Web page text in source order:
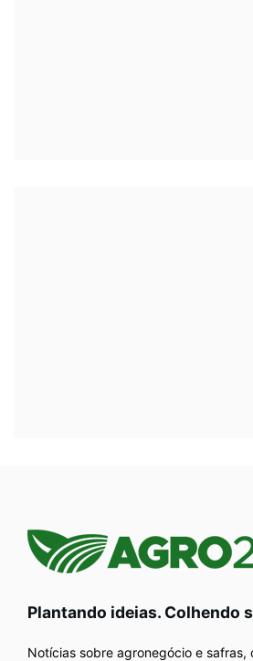
Plantando ideias. Colhendo
Notícias sobre agronegócio e safras,